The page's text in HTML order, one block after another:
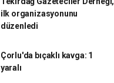
ilk organizasyonunu
düzenledi
Çorlu'da bıçaklı kavga: 1
yaralı